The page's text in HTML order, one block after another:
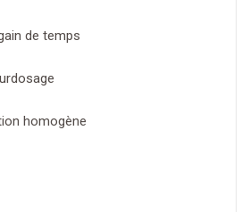
de temps
homogène